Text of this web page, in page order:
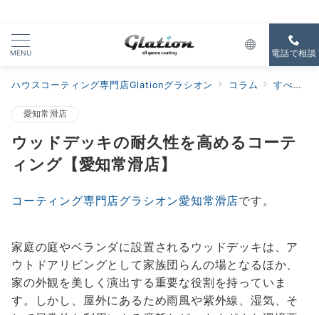
MENU 電話で相談
ハウスコーティング専門店Glationグラシオン コラム すべての新着
愛知常滑店
ウッドデッキの耐久性を高めるコーテ
ィング【愛知常滑店】
コーティング専門店グラシオン愛知常滑店です。
家庭の庭やベランダに設置されるウッドデッキは、ア
ウトドアリビングとして家族団らんの場となるほか、
家の外観を美しく演出する重要な役割を持っていま
す。しかし、屋外にあるため雨風や紫外線、湿気、そ